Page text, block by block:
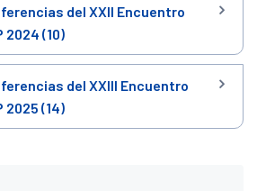
del XXII Encuentro
2024 (10)
del XXIII Encuentro
2025 (14)